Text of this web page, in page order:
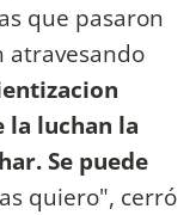
que pasaron
atravesando
la luchan la
Se puede
quiero", cerró